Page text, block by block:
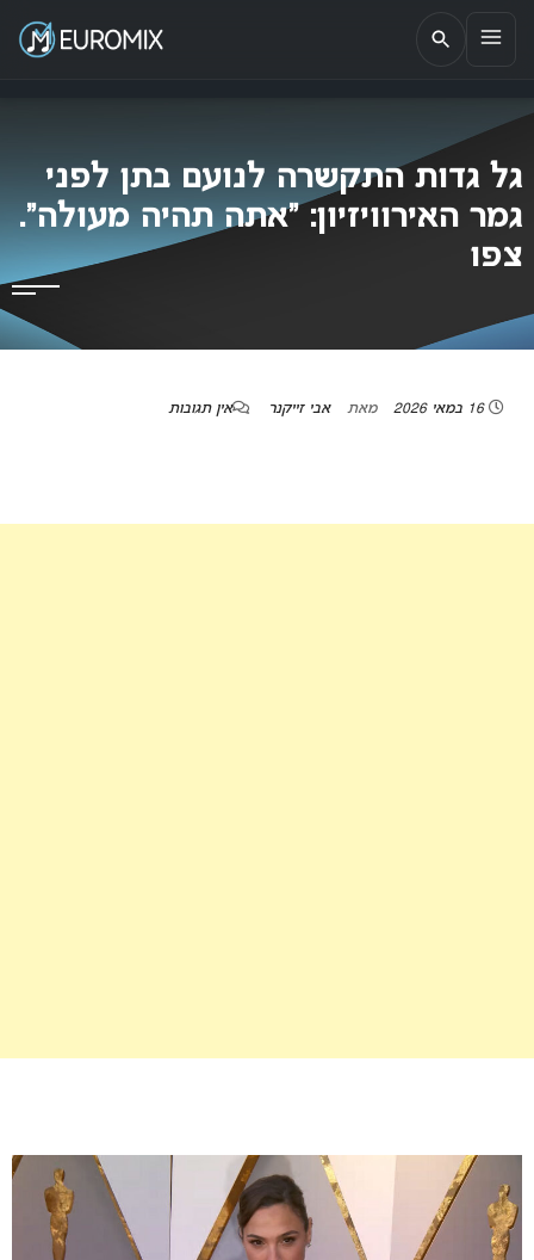
EUROMIX
אתר הבית של האירוויזיון בישראל
גל גדות התקשרה לנועם בתן לפני
גמר האירוויזיון: “אתה תהיה מעולה”.
צפו
16 במאי 2026 מאת אבי זייקנר אין תגובות